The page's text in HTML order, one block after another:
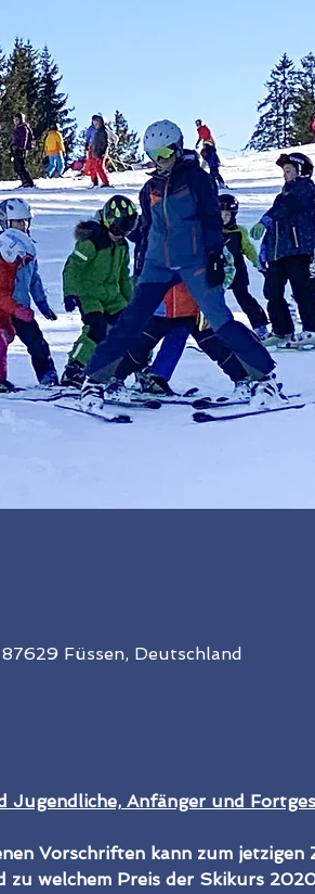
Füssen, Deutschland
Anfänger und
Vorschriften kann zum
zu welchem Preis der Skikurs